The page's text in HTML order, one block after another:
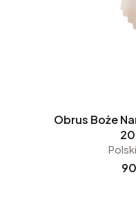
Obrus Boże